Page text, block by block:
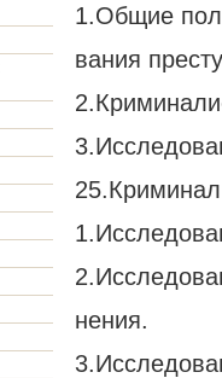
1.Общие
вания
нения.